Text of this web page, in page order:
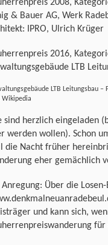
2008,
& Bauer AG, Werk
IPRO, Ulrich Krüger
2016,
LTB
LTB Leitungsbau –
Wikipedia
sind herzlich eingeladen
werden wollen). Schon
die Nacht früher
eher gemächlich
Anregung: Über die
und kann sich,
für